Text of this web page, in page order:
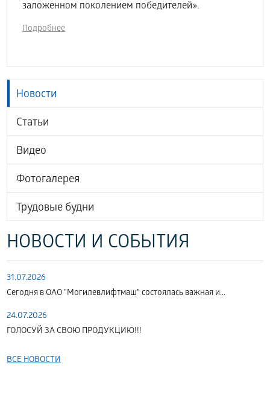
Новости
Статьи
Видео
Фотогалерея
Трудовые будни
НОВОСТИ И СОБЫТИЯ
31.07.2026
Сегодня в ОАО "Могилевлифтмаш" состоялась важная и...
24.07.2026
ГОЛОСУЙ ЗА СВОЮ ПРОДУКЦИЮ!!!
ВСЕ НОВОСТИ
заложенном поколением победителей».
Подробнее